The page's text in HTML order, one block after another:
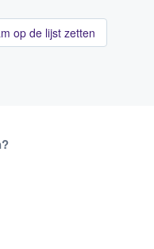
op de lijst zetten